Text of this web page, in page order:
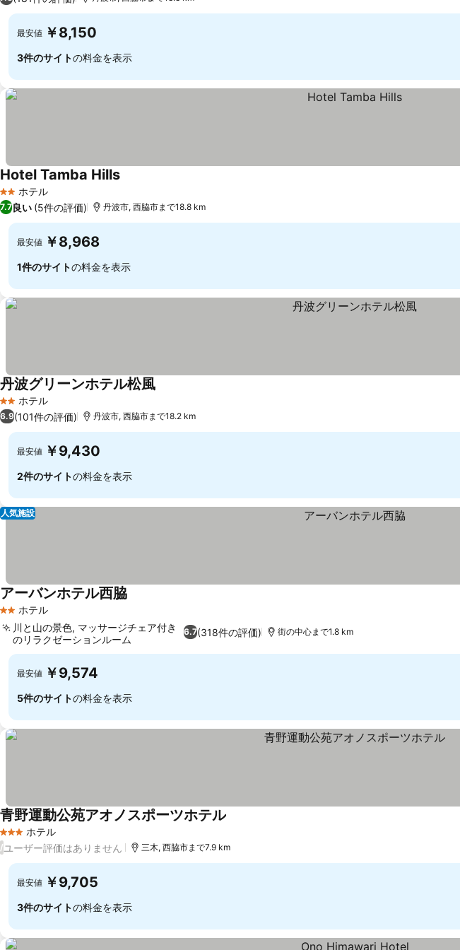
最安値 ￥8,150
3件のサイトの料金を表示
2 ホテルのランク
ホテル
Hotel Tamba Hills料金を表示
7.7良い (5件の評価) 丹波市, 西脇市まで18.8 km
最安値 ￥8,968
1件のサイトの料金を表示
2 ホテルのランク
ホテル
丹波グリーンホテル松風料金を表示
6.9(101件の評価) 丹波市, 西脇市まで18.2 km
最安値 ￥9,430
2件のサイトの料金を表示
人気施設
2 ホテルのランク
ホテル
アーバンホテル西脇料金を表示
6.7(318件の評価)
川と山の景色, マッサージチェア付き
のリラクゼーションルーム
街の中心まで1.8 km
最安値 ￥9,574
5件のサイトの料金を表示
3 ホテルのランク
ホテル
青野運動公苑アオノスポーツホテル
/ユーザー評価はありません 三木, 西脇市まで7.9 km
最安値 ￥9,705
3件のサイトの料金を表示